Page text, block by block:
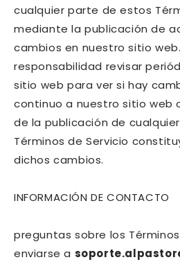
cualquier parte de estos
mediante la publicación de
cambios en nuestro sitio web.
responsabilidad revisar
sitio web para ver si hay
continuo a nuestro sitio web
de la publicación de
Términos de Servicio
dichos cambios.
INFORMACIÓN DE CONTACTO
preguntas sobre los
enviarse a